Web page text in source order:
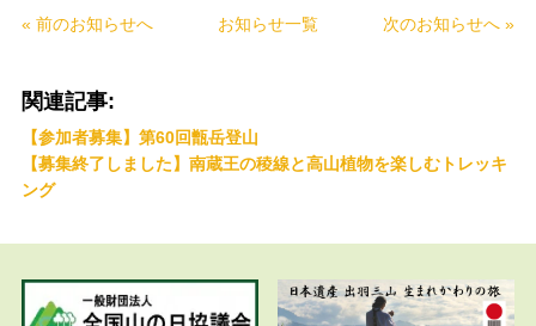
« 前のお知らせへ お知らせ一覧 次のお知らせへ »
関連記事:
【参加者募集】第60回甑岳登山
【募集終了しました】南蔵王の稜線と高山植物を楽しむトレッキ
ング